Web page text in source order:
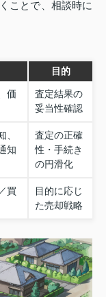
ことで、相談時に
目的
価
査定結果の
妥当性確認
、
知
査定の正確
性・手続き
の円滑化
買
目的に応じ
た売却戦略